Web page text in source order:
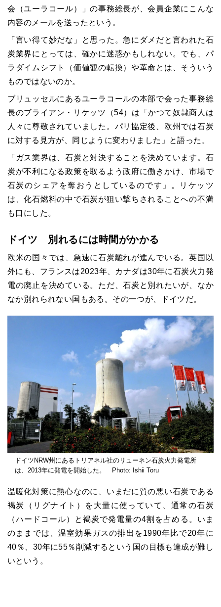
会（ユーラコール）」の事務総長が、会員企業にこんな
内容のメールを送ったという。
「言い得て妙だな」と思った。急にダメだと言われた石
炭業界にとっては、確かに迷惑かもしれない。でも、パ
ラダイムシフト（価値観の転換）や革命とは、そういう
ものではないのか。
ブリュッセルにあるユーラコールの本部で会った事務総
長のブライアン・リケッツ（54）は「かつて奴隷商人は
人々に尊敬されていました。パリ協定後、欧州では石炭
に対する見方が、同じように変わりました」と語った。
「ガス業界は、石炭と対決することを決めています。石
炭が不利になる政策を取るよう政府に働きかけ、市場で
石炭のシェアを奪おうとしているのです」。リケッツ
は、化石燃料の中で石炭が狙い撃ちされることへの不満
も口にした。
ドイツ 別れるには時間がかかる
欧米の国々では、急速に石炭離れが進んでいる。英国以
外にも、フランスは2023年、カナダは30年に石炭火力発
電の廃止を決めている。ただ、石炭と別れたいが、なか
なか別れられない国もある。その一つが、ドイツだ。
ドイツNRW州にあるトリアネル社のリューネン石炭火力発電所
は、2013年に発電を開始した。 Photo: Ishii Toru
温暖化対策に熱心なのに、いまだに質の悪い石炭である
褐炭（リグナイト）を大量に使っていて、通常の石炭
（ハードコール）と褐炭で発電量の4割を占める。いま
のままでは、温室効果ガスの排出を1990年比で20年に
40％、30年に55％削減するという国の目標も達成が難し
いという。